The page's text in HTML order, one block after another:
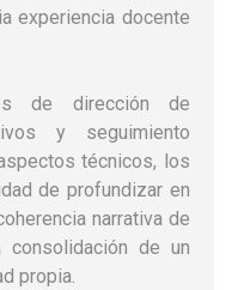
experiencia docente
de dirección de
y seguimiento
técnicos, los
de profundizar en
narrativa de
de un
propia.